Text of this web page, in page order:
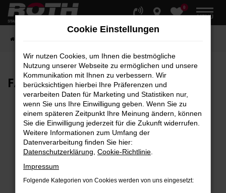
Zum
Hauptinhalt
0
MENÜ
FAHRZEUG-SHOWROOM
Fehler: Network Error
Beim Laden ist ein Fehler aufgetreten.
Hier sind ein paar Tipps, die dir helfen können:
Überprüfe deine Firewall und deine
Cookie Einstellungen
Wir nutzen Cookies, um Ihnen die bestmögliche
Nutzung unserer Webseite zu ermöglichen und unsere
Kommunikation mit Ihnen zu verbessern. Wir
berücksichtigen hierbei Ihre Präferenzen und
verarbeiten Daten für Marketing und Statistiken nur,
wenn Sie uns Ihre Einwilligung geben. Wenn Sie zu
einem späteren Zeitpunkt Ihre Meinung ändern, können
Sie die Einwilligung jederzeit für die Zukunft widerrufen.
Weitere Informationen zum Umfang der
Datenverarbeitung finden Sie hier:
Datenschutzerklärung Cookie-Richtlinie
Impressum
Folgende Kategorien von Cookies werden von uns eingesetzt: